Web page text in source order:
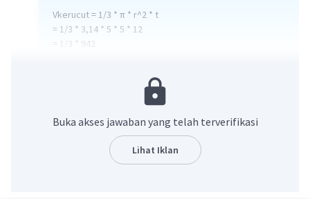
Vkerucut = 1/3 * π * r^2 * t
= 1/3 * 3,14 * 5 * 5 * 12
= 1/3 * 942
Buka akses jawaban yang telah terverifikasi
Lihat Iklan